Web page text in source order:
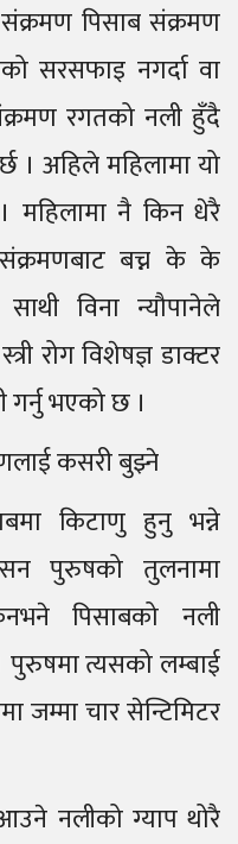
पिसाब संक्रमण
सरसफाइ नगर्दा वा
रगतको नली हुँदै
। अहिले महिलामा यो
नै किन धेरै
बच्न के के
विना न्यौपानेले
रोग विशेषज्ञ डाक्टर
गर्नु भएको छ ।
कसरी बुझ्ने
किटाणु हुनु भन्ने
पुरुषको तुलनामा
पिसाबको नली
पुरुषमा त्यसको लम्बाई
जम्मा चार सेन्टिमिटर
नलीको ग्याप थोरै